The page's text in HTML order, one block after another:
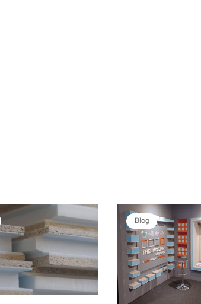
Blog